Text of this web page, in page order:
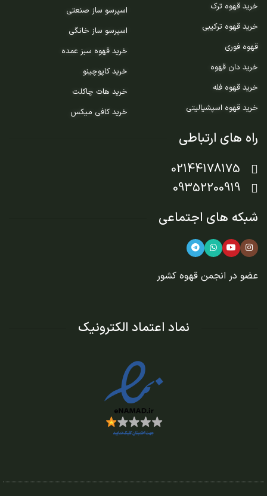
خرید قهوه ترک
خرید قهوه ترکیبی
قهوه فوری
خرید دان قهوه
خرید قهوه فله
خرید قهوه اسپشیالیتی
اسپرسو ساز صنعتی
اسپرسو ساز خانگی
خرید قهوه سبز عمده
خرید کاپوچینو
خرید هات چاکلت
خرید کافی میکس
راه های ارتباطی
02144178175
09352200919
شبکه های اجتماعی
عضو در انجمن قهوه کشور
نماد اعتماد الکترونیک